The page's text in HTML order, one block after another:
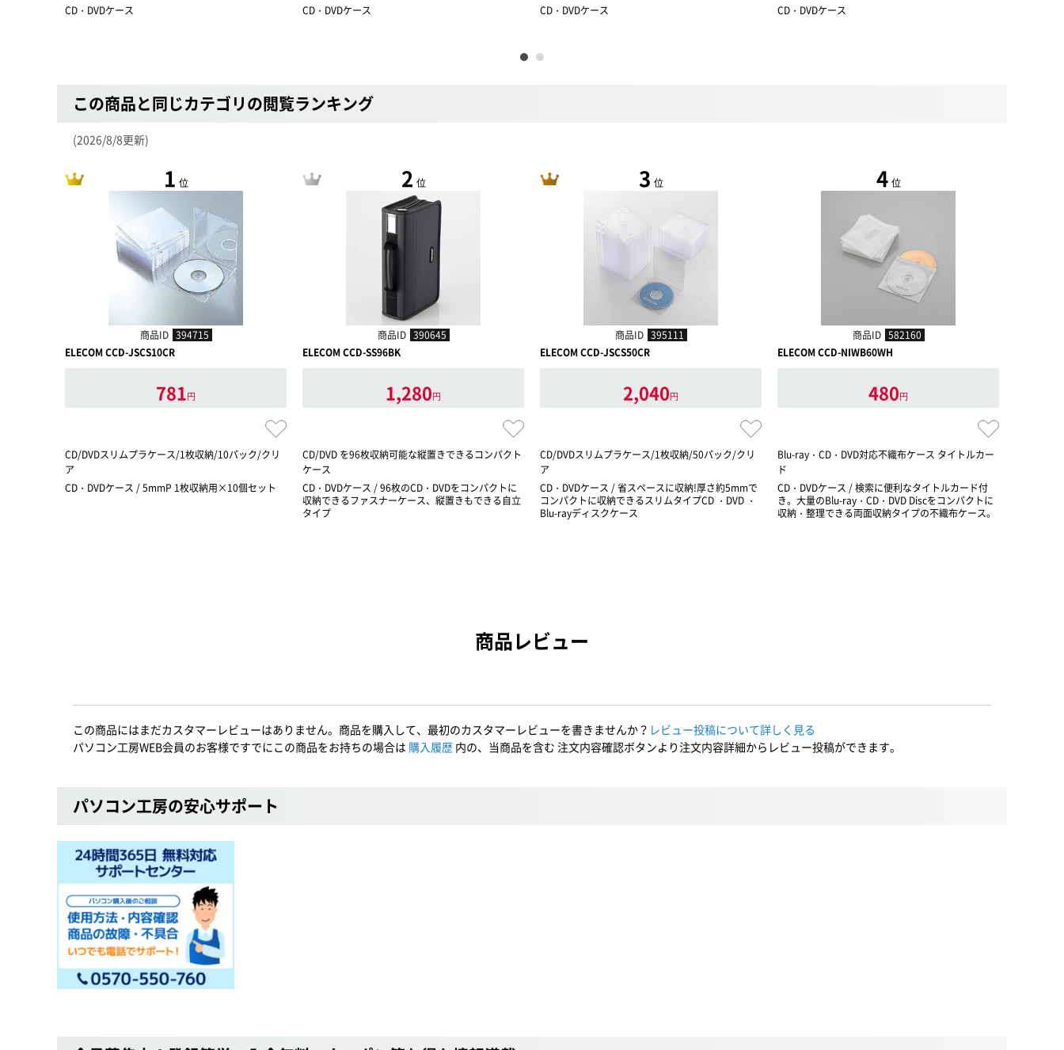
CD・DVDケース
CD・DVDケース
CD・DVDケース
CD・DVDケース
この商品と同じカテゴリの閲覧ランキング
(2026/8/8更新)
1 位
商品ID 394715
ELECOM CCD-JSCS10CR
781円
CD/DVDスリムプラケース/1枚収納/10パック/クリ
ア
CD・DVDケース / 5mmP 1枚収納用×10個セット
2 位
商品ID 390645
ELECOM CCD-SS96BK
1,280円
CD/DVD を96枚収納可能な縦置きできるコンパクト
ケース
CD・DVDケース / 96枚のCD・DVDをコンパクトに
収納できるファスナーケース、縦置きもできる自立
タイプ
3 位
商品ID 395111
ELECOM CCD-JSCS50CR
2,040円
CD/DVDスリムプラケース/1枚収納/50パック/クリ
ア
CD・DVDケース / 省スペースに収納!厚さ約5mmで
コンパクトに収納できるスリムタイプCD ・DVD ・
Blu-rayディスクケース
4 位
商品ID 582160
ELECOM CCD-NIWB60WH
480円
Blu-ray・CD・DVD対応不織布ケース タイトルカー
ド
CD・DVDケース / 検索に便利なタイトルカード付
き。大量のBlu-ray・CD・DVD Discをコンパクトに
収納・整理できる両面収納タイプの不織布ケース。
商品レビュー
この商品にはまだカスタマーレビューはありません。商品を購入して、最初のカスタマーレビューを書きませんか？ レビュー投稿について詳しく見る
パソコン工房WEB会員のお客様ですでにこの商品をお持ちの場合は 購入履歴 内の、当商品を含む 注文内容確認ボタンより注文内容詳細からレビュー投稿ができます。
パソコン工房の安心サポート